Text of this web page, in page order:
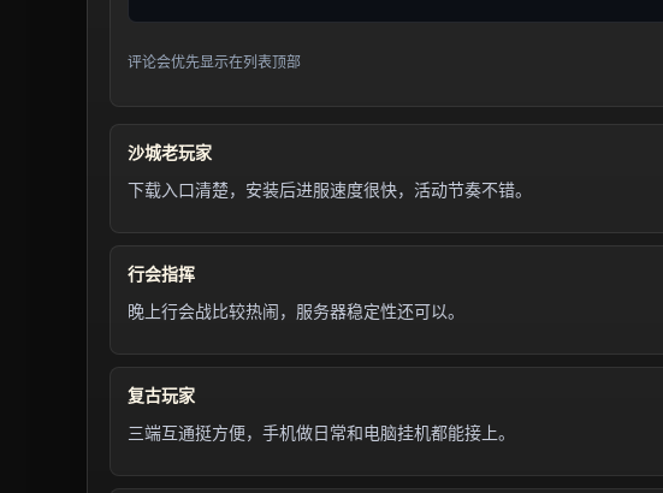
评论会优先显示在列表顶部
沙城老玩家
下载入口清楚，安装后进服速度很快，活动节奏不错。
行会指挥
晚上行会战比较热闹，服务器稳定性还可以。
复古玩家
三端互通挺方便，手机做日常和电脑挂机都能接上。